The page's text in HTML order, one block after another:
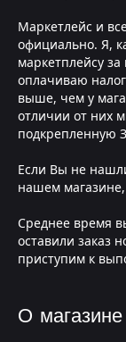
Маркетлейс и
официально. Я,
маркетплейсу
оплачиваю
выше, чем у
отличии от них
подкрепленную
Если Вы не
нашем
Среднее время
оставили заказ
приступим к
О магазине